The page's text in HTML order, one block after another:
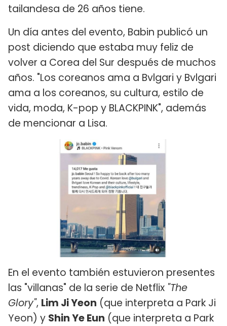
tailandesa de 26 años tiene.
Un día antes del evento, Babin publicó un
post diciendo que estaba muy feliz de
volver a Corea del Sur después de muchos
años. "Los coreanos ama a Bvlgari y Bvlgari
ama a los coreanos, su cultura, estilo de
vida, moda, K-pop y BLACKPINK", además
de mencionar a Lisa.
En el evento también estuvieron presentes
las "villanas" de la serie de Netflix "The
Glory", Lim Ji Yeon (que interpreta a Park Ji
Yeon) y Shin Ye Eun (que interpreta a Park